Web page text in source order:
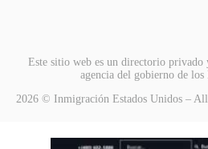
Este sitio web es un directorio privado
agencia del gobierno de los
2026 © Inmigración Estados Unidos –